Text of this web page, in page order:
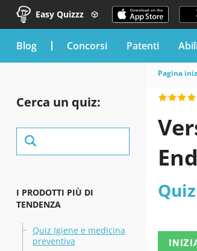
Easy Quizzz
blog Concorsi Patenti
Cerca un quiz:
I PRODOTTI PIÙ DI
TENDENZA
Quiz Igiene e medicina
preventiva
Pagina